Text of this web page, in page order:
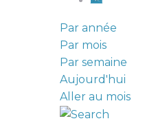
Par année
Par mois
Par semaine
Aujourd'hui
Aller au mois